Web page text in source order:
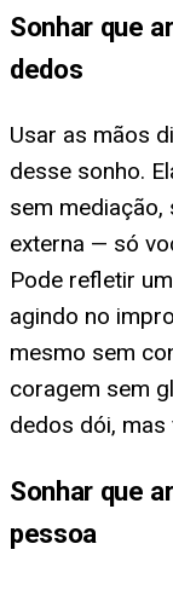
Sonhar que
dedos
Usar as mãos
desse sonho.
sem mediação,
externa — só
Pode refletir
agindo no
mesmo sem
coragem sem
dedos dói, mas
Sonhar que
pessoa